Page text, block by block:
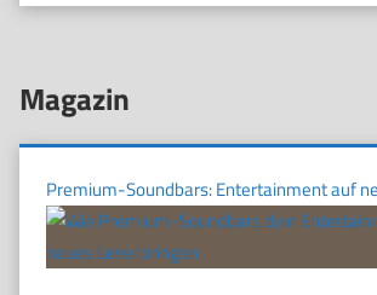
Magazin
Premium-Soundbars: Entertainment auf